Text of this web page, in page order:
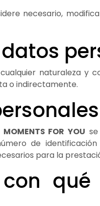
necesario,
naturaleza y
o indirectamente.
MOMENTS FOR YOU
de
para la